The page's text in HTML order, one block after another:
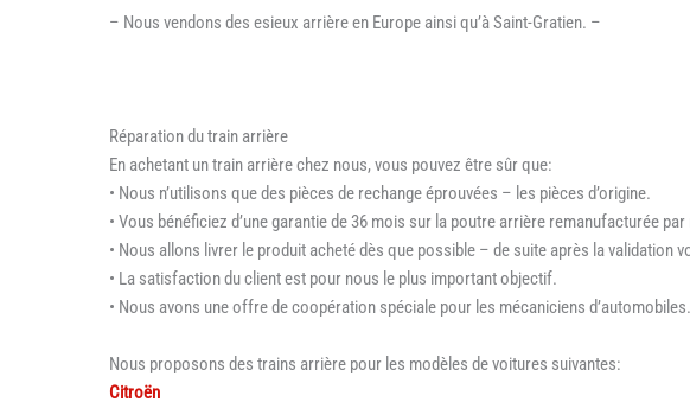
– Nous vendons des esieux arrière en Europe ainsi qu’à Saint-Gratien. –
Réparation du train arrière
En achetant un train arrière chez nous, vous pouvez être sûr que:
• Nous n’utilisons que des pièces de rechange éprouvées – les pièces d’origine.
• Vous bénéficiez d’une garantie de 36 mois sur la poutre arrière remanufacturée
• Nous allons livrer le produit acheté dès que possible – de suite après la validation
• La satisfaction du client est pour nous le plus important objectif.
• Nous avons une offre de coopération spéciale pour les mécaniciens d’automobiles.
Nous proposons des trains arrière pour les modèles de voitures suivantes:
Citroën